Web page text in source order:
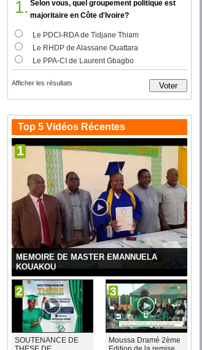
Selon vous, quel groupement politique est
majoritaire en Côte d'Ivoire?
1.
Le PDCI-RDA de Tidjane Thiam
Le RHDP de Alassane Ouattara
Le PPA-CI de Laurent Gbagbo
Afficher les résultats
Top 5 Vidéos Récentes
1
MEMOIRE DE MASTER EMANNUELA
KOUAKOU
2
SOUTENANCE DE
3
Moussa Dramé 2ème